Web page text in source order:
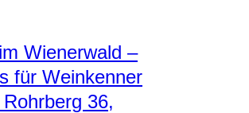
Wienerwald –
für Weinkenner
36,